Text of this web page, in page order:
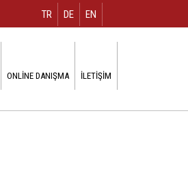
TR DE EN
ONLINE DANIŞMA İLETIŞIM